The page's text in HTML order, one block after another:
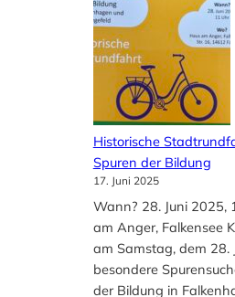
h
e
n
J
a
r
o
k
-
E
n
s
Historische
Spuren der Bildung
17. Juni 2025
Wann? 28. Juni 2025,
am Anger, Falkensee
am Samstag, dem 28.
besondere
der Bildung in